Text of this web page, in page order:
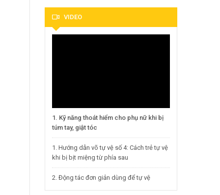
VIDEO
1. Kỹ năng thoát hiểm cho phụ nữ khi bị
túm tay, giật tóc
1. Hướng dẫn võ tự vệ số 4: Cách trẻ tự vệ
khi bị bịt miệng từ phía sau
2. Động tác đơn giản dùng để tự vệ